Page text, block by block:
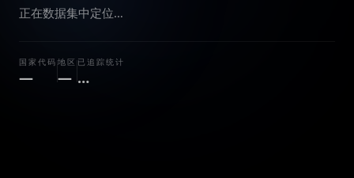
正在数据集中定位…
国家代码
—
地区
—
已追踪统计
…